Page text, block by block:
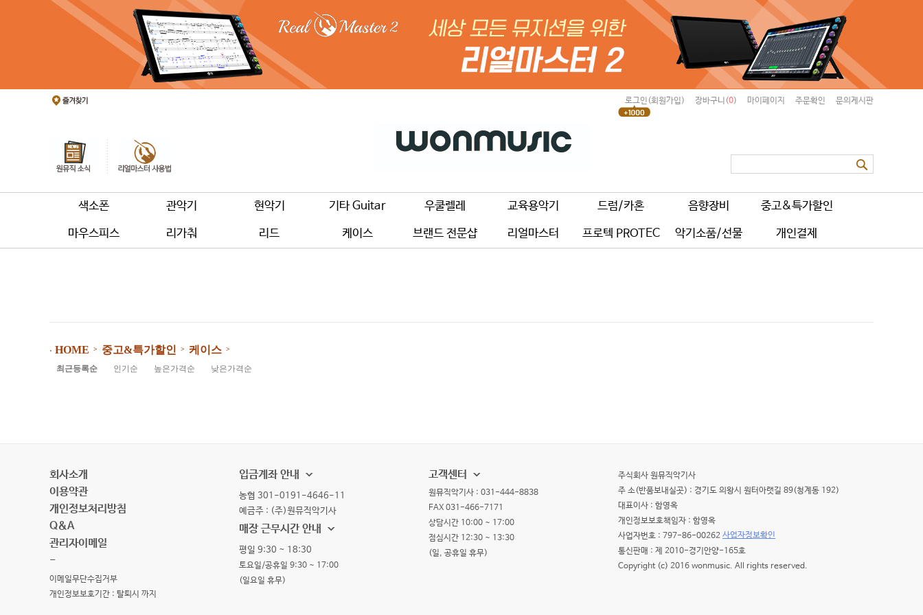
로그인(회원가입) 장바구니(0) 마이페이지 주문확인 문의게시판
색소폰 관악기 현악기 기타 Guitar 우쿨렐레 교육용악기 드럼/카혼 음향장비 중고&특가할인
마우스피스 리가춰 리드 케이스 브랜드 전문샵 리얼마스터 프로텍 PROTEC 악기소품/선물 개인결제
⋅ HOME > 중고&특가할인 > 케이스 >
최근등록순 인기순 높은가격순 낮은가격순
회사소개
이용약관
개인정보처리방침
Q&A
관리자이메일
-
이메일무단수집거부
개인정보보호기간 : 탈퇴시 까지
입금계좌 안내
농협 301-0191-4646-11
예금주 : (주)원뮤직악기사
매장 근무시간 안내
평일 9:30 ~ 18:30
토요일/공휴일 9:30 ~ 17:00
(일요일 휴무)
고객센터
원뮤직악기사 : 031-444-8838
FAX 031-466-7171
상담시간 10:00 ~ 17:00
점심시간 12:30 ~ 13:30
(일, 공휴일 휴무)
주식회사 원뮤직악기사
주 소(반품보내실곳) : 경기도 의왕시 원터아랫길 89(청계동 192)
대표이사 : 함영옥
개인정보보호책임자 : 함영옥
사업자번호 : 797-86-00262 사업자정보확인
통신판매 : 제 2010-경기안양-165호
Copyright (c) 2016 wonmusic. All rights reserved.